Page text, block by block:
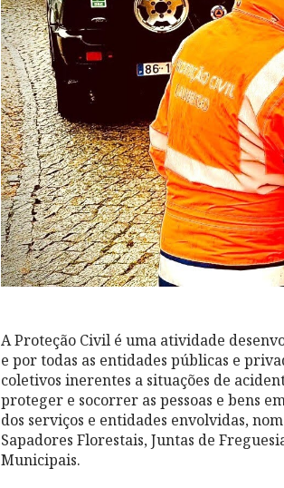
A Proteção Civil é uma atividade
e por todas as entidades públicas e
coletivos inerentes a situações de
proteger e socorrer as pessoas e bens
dos serviços e entidades envolvidas,
Sapadores Florestais, Juntas de
Municipais.